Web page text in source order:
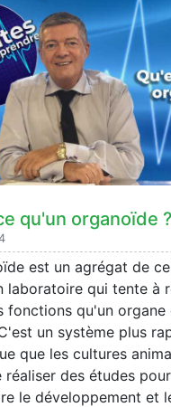
qu'un organoïde ?
est un agrégat de
laboratoire qui tente à
fonctions qu'un organe
un système plus
que les cultures
réaliser des études
le développement et